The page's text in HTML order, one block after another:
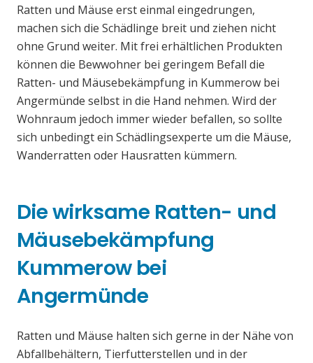
Ratten und Mäuse erst einmal eingedrungen,
machen sich die Schädlinge breit und ziehen nicht
ohne Grund weiter. Mit frei erhältlichen Produkten
können die Bewwohner bei geringem Befall die
Ratten- und Mäusebekämpfung in Kummerow bei
Angermünde selbst in die Hand nehmen. Wird der
Wohnraum jedoch immer wieder befallen, so sollte
sich unbedingt ein Schädlingsexperte um die Mäuse,
Wanderratten oder Hausratten kümmern.
Die wirksame Ratten- und
Mäusebekämpfung
Kummerow bei
Angermünde
Ratten und Mäuse halten sich gerne in der Nähe von
Abfallbehältern, Tierfutterstellen und in der